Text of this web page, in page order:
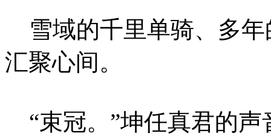
雪域的千里单骑、多年
汇聚心间。
“束冠。”坤任真君的声